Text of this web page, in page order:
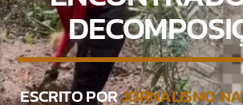
ESCRITO PORJORNALISMO